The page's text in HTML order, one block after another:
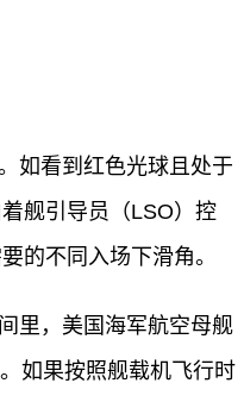
如看到红色光球且处于
舰引导员（LSO）控
的不同入场下滑角。
里，美国海军航空母舰
如果按照舰载机飞行时